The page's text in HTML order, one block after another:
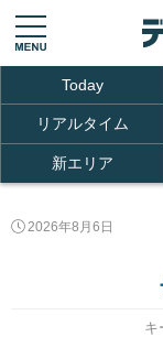
Today
リアルタイム
新エリア
2026年8月6日
キ